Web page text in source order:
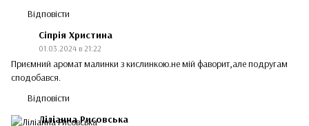
Відповісти
Сіпрія Христина
01.03.2024 в 21:22
Приємний аромат малинки з кислинкою.не мій фаворит,але подругам
сподобався.
Відповісти
Ліліанна Рисовська